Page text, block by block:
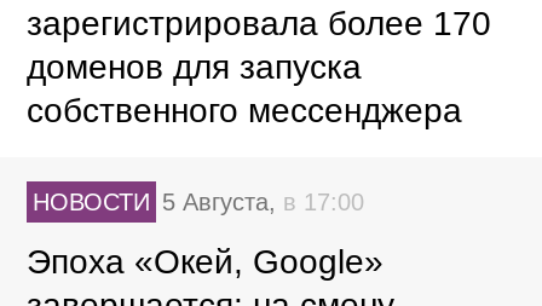
зарегистрировала более 170
доменов для запуска
собственного мессенджера
НОВОСТИ 5 Августа, в 17:00
Эпоха «Окей, Google»